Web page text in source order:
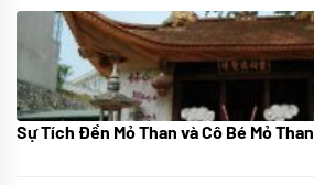
08/07/2024
Sự Tích Đền Mỏ Than và Cô Bé Mỏ Than